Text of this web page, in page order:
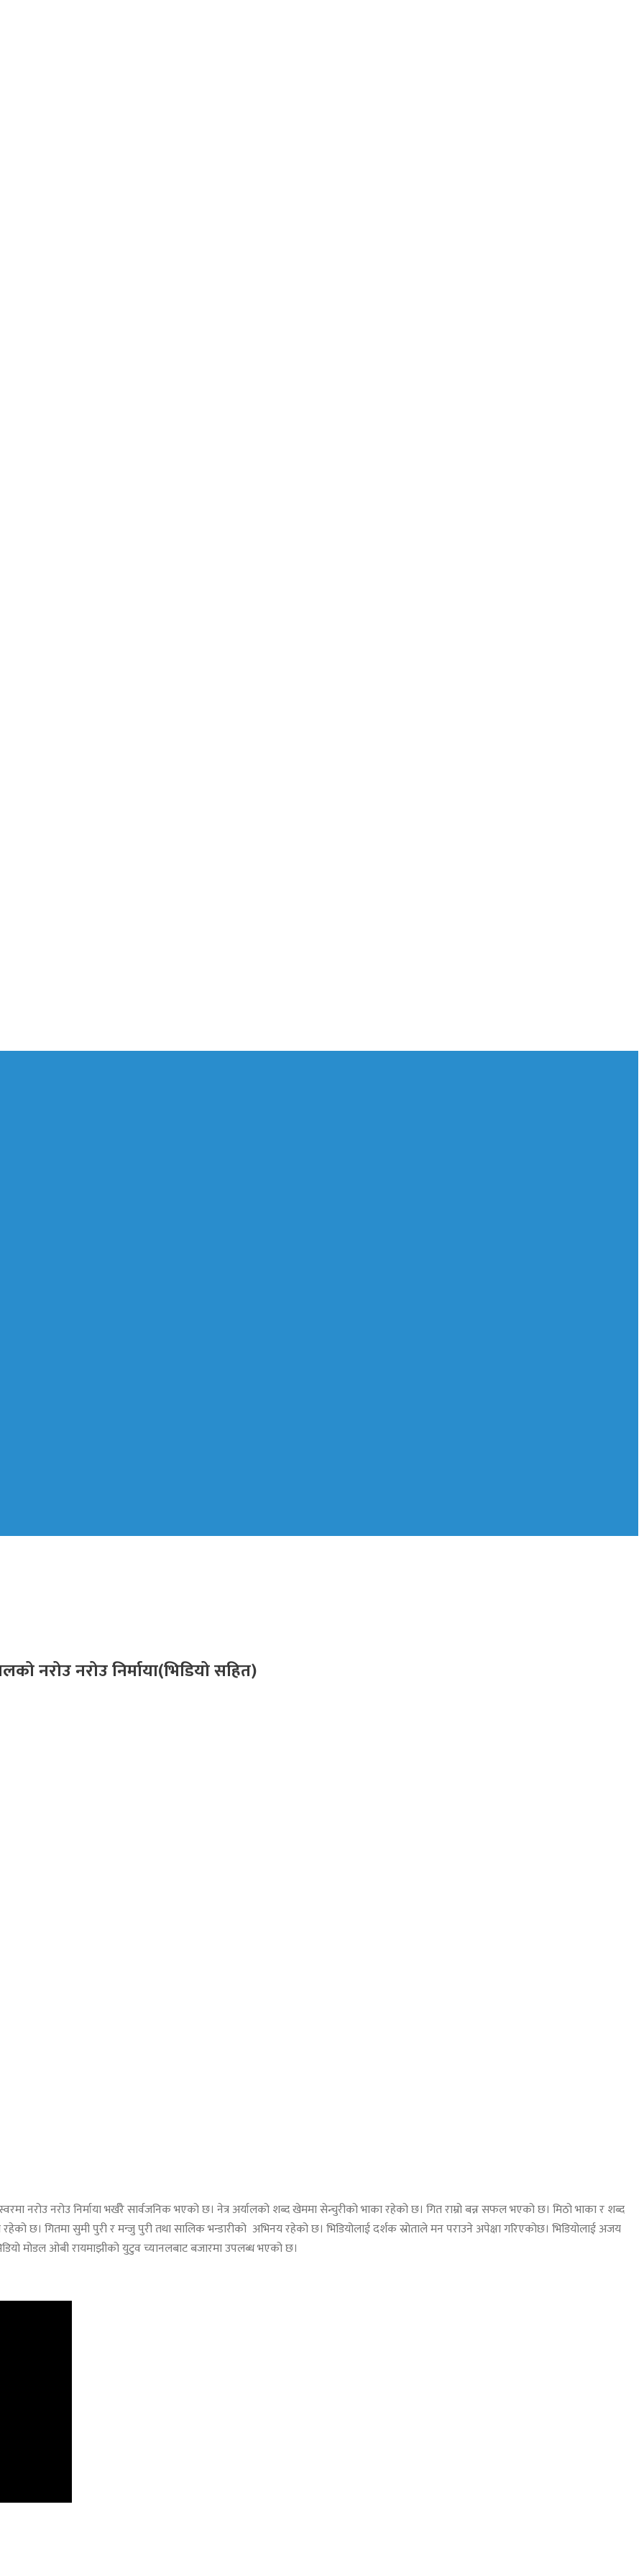
नरोउ नरोउ निर्माया(भिडियो सहित)
नरोउ नरोउ निर्माया भर्खरै सार्वजनिक भएको छ। नेत्र अर्यालको शब्द खेममा सेन्चुरीको भाका रहेको छ। गित राम्रो बन्न सफल भएको छ। मिठो भाका र शब्द
छ। गितमा सुमी पुरी र मन्जु पुरी तथा सालिक भन्डारीको अभिनय रहेको छ। भिडियोलाई दर्शक स्रोताले मन पराउने अपेक्षा गरिएकोछ। भिडियोलाई अजय
मोडल ओबी रायमाझीको युटुव च्यानलबाट बजारमा उपलब्ध भएको छ।